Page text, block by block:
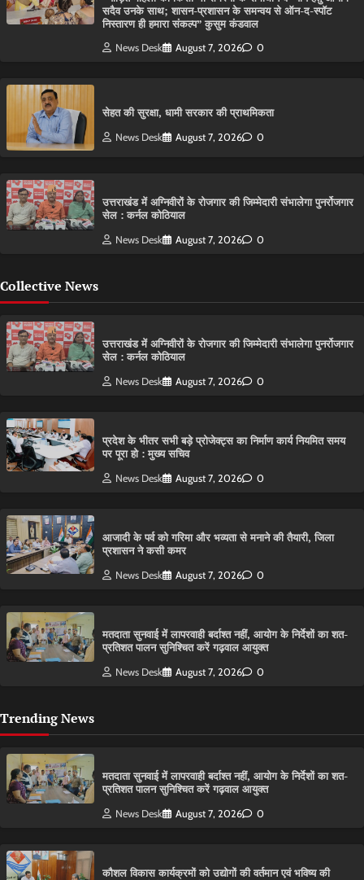
सदैव उनके साथ; शासन-प्रशासन के समन्वय से ऑन-द-स्पॉट
निस्तारण ही हमारा संकल्प” कुसुम कंडवाल
News Desk August 7, 2026 0
सेहत की सुरक्षा, धामी सरकार की प्राथमिकता
News Desk August 7, 2026 0
उत्तराखंड में अग्निवीरों के रोजगार की जिम्मेदारी संभालेगा पुनर्रोजगार
सेल : कर्नल कोठियाल
News Desk August 7, 2026 0
Collective News
उत्तराखंड में अग्निवीरों के रोजगार की जिम्मेदारी संभालेगा पुनर्रोजगार
सेल : कर्नल कोठियाल
News Desk August 7, 2026 0
प्रदेश के भीतर सभी बड़े प्रोजेक्ट्स का निर्माण कार्य नियमित समय
पर पूरा हो : मुख्य सचिव
News Desk August 7, 2026 0
आजादी के पर्व को गरिमा और भव्यता से मनाने की तैयारी, जिला
प्रशासन ने कसी कमर
News Desk August 7, 2026 0
मतदाता सुनवाई में लापरवाही बर्दाश्त नहीं, आयोग के निर्देशों का शत-
प्रतिशत पालन सुनिश्चित करें गढ़वाल आयुक्त
News Desk August 7, 2026 0
Trending News
मतदाता सुनवाई में लापरवाही बर्दाश्त नहीं, आयोग के निर्देशों का शत-
प्रतिशत पालन सुनिश्चित करें गढ़वाल आयुक्त
News Desk August 7, 2026 0
कौशल विकास कार्यक्रमों को उद्योगों की वर्तमान एवं भविष्य की